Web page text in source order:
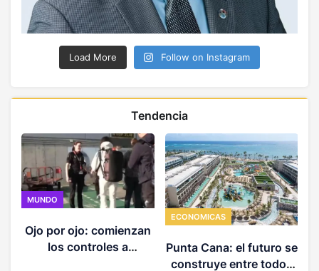
Load More Follow on Instagram
Tendencia
MUNDO
Ojo por ojo: comienzan
los controles a
ECONOMICAS
Punta Cana: el futuro se
construye entre todos